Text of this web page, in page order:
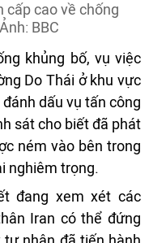
cấp cao về chống
BBC
khủng bố, vụ việc
Do Thái ở khu vực
dấu vụ tấn công
sát cho biết đã phát
ném vào bên trong
nghiêm trọng.
đang xem xét các
Iran có thể đứng